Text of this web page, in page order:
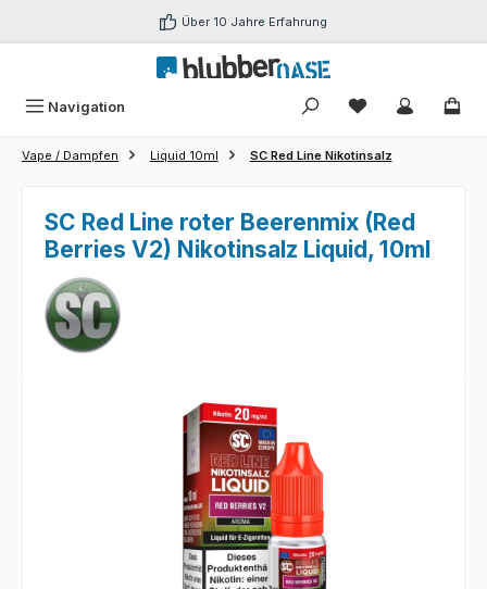
Zum Hauptinhalt springen Über 10 Jahre Erfahrung
Navigation Du hast 0
Vape / Dampfen Liquid 10ml SC Red Line Nikotinsalz
SC Red Line roter Beerenmix (Red
Berries V2) Nikotinsalz Liquid, 10ml
Bildergalerie überspringen